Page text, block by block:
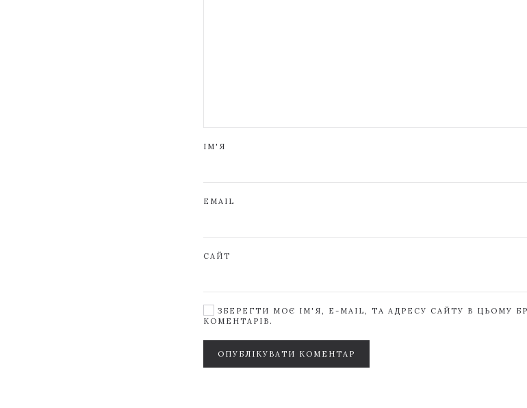
ІМ'Я
EMAIL
САЙТ
ЗБЕРЕГТИ МОЄ ІМ'Я, E-MAIL, ТА АДРЕСУ САЙТУ В ЦЬОМУ
КОМЕНТАРІВ.
ОПУБЛІКУВАТИ КОМЕНТАР